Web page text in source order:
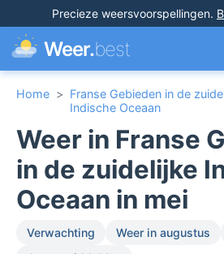
Precieze weersvoorspellingen.
Weer.best
Home > Franse Gebieden in de
Indische Oceaan
Weer in Franse
in de zuidelijke
Oceaan in mei
Verwachting Weer in augustus